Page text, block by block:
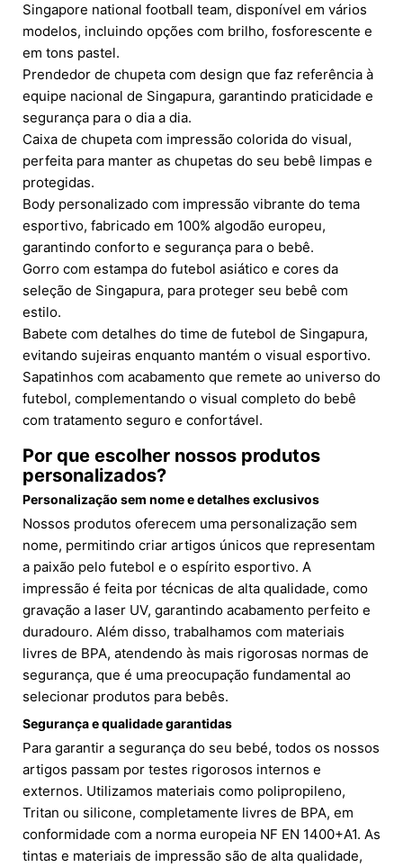
Singapore national football team, disponível em vários
modelos, incluindo opções com brilho, fosforescente e
em tons pastel.
Prendedor de chupeta com design que faz referência à
equipe nacional de Singapura, garantindo praticidade e
segurança para o dia a dia.
Caixa de chupeta com impressão colorida do visual,
perfeita para manter as chupetas do seu bebê limpas e
protegidas.
Body personalizado com impressão vibrante do tema
esportivo, fabricado em 100% algodão europeu,
garantindo conforto e segurança para o bebê.
Gorro com estampa do futebol asiático e cores da
seleção de Singapura, para proteger seu bebê com
estilo.
Babete com detalhes do time de futebol de Singapura,
evitando sujeiras enquanto mantém o visual esportivo.
Sapatinhos com acabamento que remete ao universo do
futebol, complementando o visual completo do bebê
com tratamento seguro e confortável.
Por que escolher nossos produtos
personalizados?
Personalização sem nome e detalhes exclusivos
Nossos produtos oferecem uma personalização sem
nome, permitindo criar artigos únicos que representam
a paixão pelo futebol e o espírito esportivo. A
impressão é feita por técnicas de alta qualidade, como
gravação a laser UV, garantindo acabamento perfeito e
duradouro. Além disso, trabalhamos com materiais
livres de BPA, atendendo às mais rigorosas normas de
segurança, que é uma preocupação fundamental ao
selecionar produtos para bebês.
Segurança e qualidade garantidas
Para garantir a segurança do seu bebé, todos os nossos
artigos passam por testes rigorosos internos e
externos. Utilizamos materiais como polipropileno,
Tritan ou silicone, completamente livres de BPA, em
conformidade com a norma europeia NF EN 1400+A1. As
tintas e materiais de impressão são de alta qualidade,